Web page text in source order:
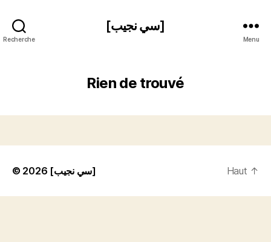
Recherche
[سي نجيب]
Menu
Rien de trouvé
© 2026 [سي نجيب] Haut ↑